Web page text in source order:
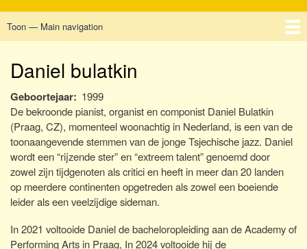
Main
Toon — Main navigation
Daniel bulatkin
Geboortejaar
1999
De bekroonde pianist, organist en componist Daniel Bulatkin
(Praag, CZ), momenteel woonachtig in Nederland, is een van de
toonaangevende stemmen van de jonge Tsjechische jazz. Daniel
wordt een “rijzende ster” en “extreem talent” genoemd door
zowel zijn tijdgenoten als critici en heeft in meer dan 20 landen
op meerdere continenten opgetreden als zowel een boeiende
leider als een veelzijdige sideman.
In 2021 voltooide Daniel de bacheloropleiding aan de Academy of
Performing Arts in Praag, In 2024 voltooide hij de